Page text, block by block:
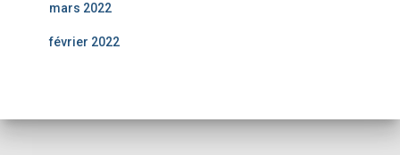
mars 2022
février 2022